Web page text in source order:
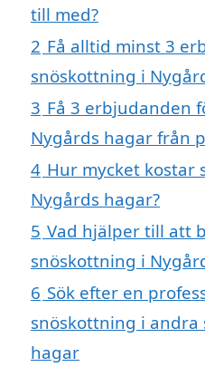
till med?
2 Få alltid minst 3
snöskottning i
3 Få 3 erbjudanden
Nygårds hagar från
4 Hur mycket kostar
Nygårds hagar?
5 Vad hjälper till att
snöskottning i
6 Sök efter en
snöskottning i
hagar